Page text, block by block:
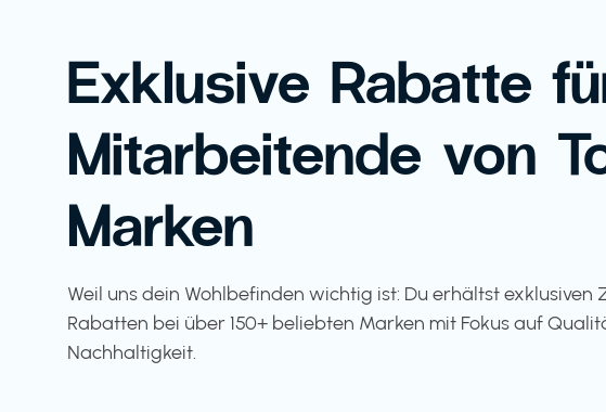
Exklusive Rabatte
Mitarbeitende von
Marken
Weil uns dein Wohlbefinden wichtig ist: Du erhältst exklusiven
Rabatten bei über 150+ beliebten Marken mit Fokus auf
Nachhaltigkeit.